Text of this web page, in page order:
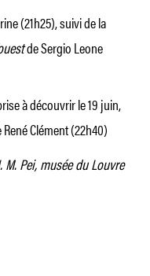
(21h25), suivi de la
de Sergio Leone
à découvrir le 19 juin,
Clément (22h40)
Pei, musée du Louvre